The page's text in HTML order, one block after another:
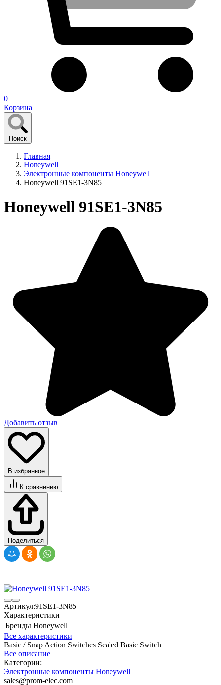
0
Корзина
Поиск
Главная
Honeywell
Электронные компоненты Honeywell
Honeywell 91SE1-3N85
Honeywell 91SE1-3N85
Добавить отзыв
В избранное
К сравнению
Поделиться
Артикул:91SE1-3N85
Характеристики
Бренды Honeywell
Все характеристики
Basic / Snap Action Switches Sealed Basic Switch
Все описание
Категории:
Электронные компоненты Honeywell
sales@prom-elec.com